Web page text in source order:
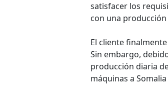
satisfacer los
con una
El cliente
Sin embargo,
producción diaria
máquinas a